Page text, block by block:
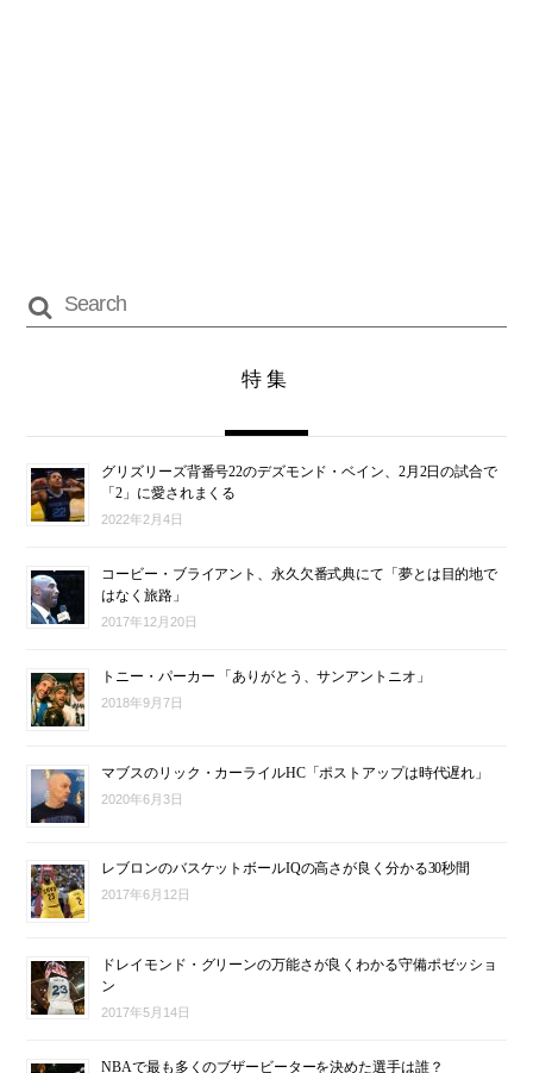
特集
グリズリーズ背番号22のデズモンド・ベイン、2月2日の試合で
「2」に愛されまくる
2022年2月4日
コービー・ブライアント、永久欠番式典にて「夢とは目的地で
はなく旅路」
2017年12月20日
トニー・パーカー 「ありがとう、サンアントニオ」
2018年9月7日
マブスのリック・カーライルHC「ポストアップは時代遅れ」
2020年6月3日
レブロンのバスケットボールIQの高さが良く分かる30秒間
2017年6月12日
ドレイモンド・グリーンの万能さが良くわかる守備ポゼッショ
ン
2017年5月14日
NBAで最も多くのブザービーターを決めた選手は誰？